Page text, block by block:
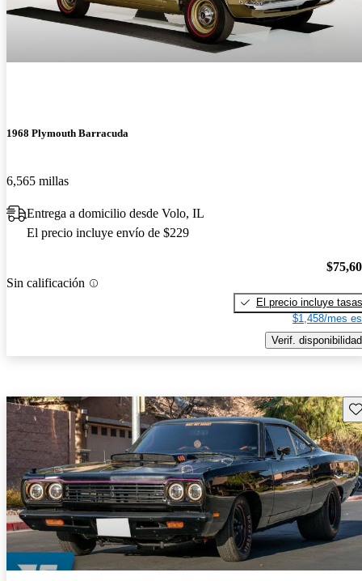
1968 Plymouth Barracuda
6,565 millas
Entrega a domicilio desde Volo, IL
El precio incluye envío de $229
Sin calificación
El precio incluye tasas
$1,458/mes
Verif. disponibilidad